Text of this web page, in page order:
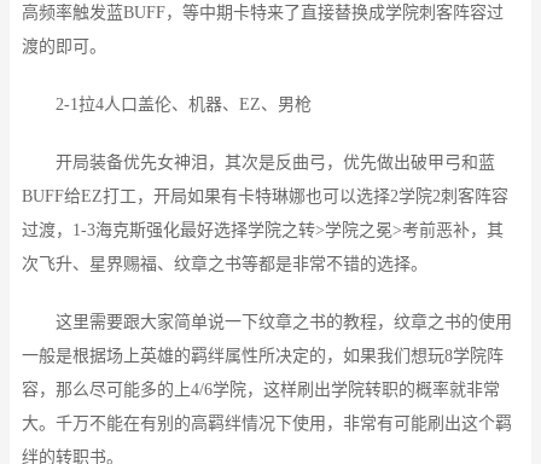
高频率触发蓝BUFF，等中期卡特来了直接替换成学院刺客阵容过
渡的即可。
2-1拉4人口盖伦、机器、EZ、男枪
开局装备优先女神泪，其次是反曲弓，优先做出破甲弓和蓝
BUFF给EZ打工，开局如果有卡特琳娜也可以选择2学院2刺客阵容
过渡，1-3海克斯强化最好选择学院之转>学院之冕>考前恶补，其
次飞升、星界赐福、纹章之书等都是非常不错的选择。
这里需要跟大家简单说一下纹章之书的教程，纹章之书的使用
一般是根据场上英雄的羁绊属性所决定的，如果我们想玩8学院阵
容，那么尽可能多的上4/6学院，这样刷出学院转职的概率就非常
大。千万不能在有别的高羁绊情况下使用，非常有可能刷出这个羁
绊的转职书。